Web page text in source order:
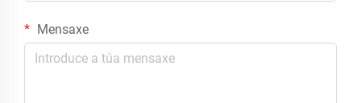
Mensaxe